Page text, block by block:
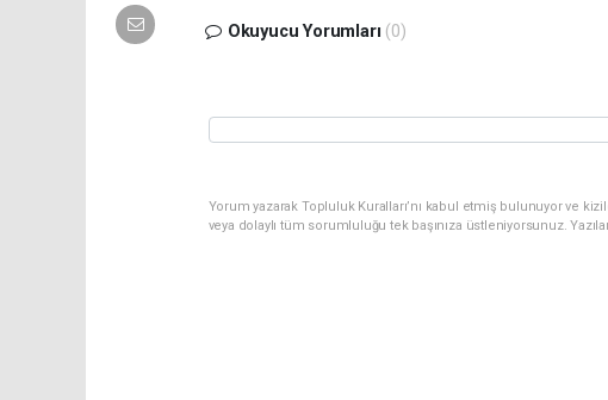
Okuyucu Yorumları (0)
Yorum yazarak Topluluk Kuralları’nı kabul etmiş bulunuyor ve
veya dolaylı tüm sorumluluğu tek başınıza üstleniyorsunuz.